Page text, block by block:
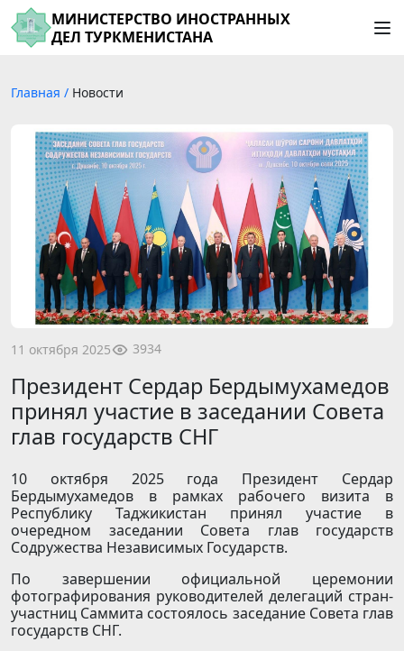
МИНИСТЕРСТВО ИНОСТРАННЫХ
ДЕЛ ТУРКМЕНИСТАНА
Главная / Новости
11 октября 2025 3934
Президент Сердар Бердымухамедов
принял участие в заседании Совета
глав государств СНГ
10 октября 2025 года Президент Сердар
Бердымухамедов в рамках рабочего визита в
Республику Таджикистан принял участие в
очередном заседании Совета глав государств
Содружества Независимых Государств.
По завершении официальной церемонии
фотографирования руководителей делегаций стран-
участниц Саммита состоялось заседание Совета глав
государств СНГ.